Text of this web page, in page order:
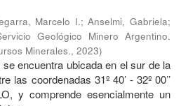
Marcelo I.;Anselmi, Gabriela;
Geológico Minero Argentino.
Minerales., 2023)
encuentra ubicada en el sur de la
las coordenadas 31º 40’ - 32º 00’’
y comprende esencialmente un